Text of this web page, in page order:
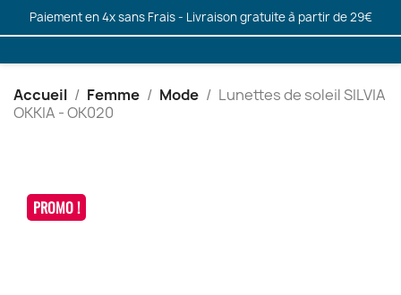
Paiement en 4x sans Frais - Livraison gratuite à partir de 29€
Accueil Femme Mode
Lunettes de soleil SILVIA
OKKIA - OK020
PROMO !